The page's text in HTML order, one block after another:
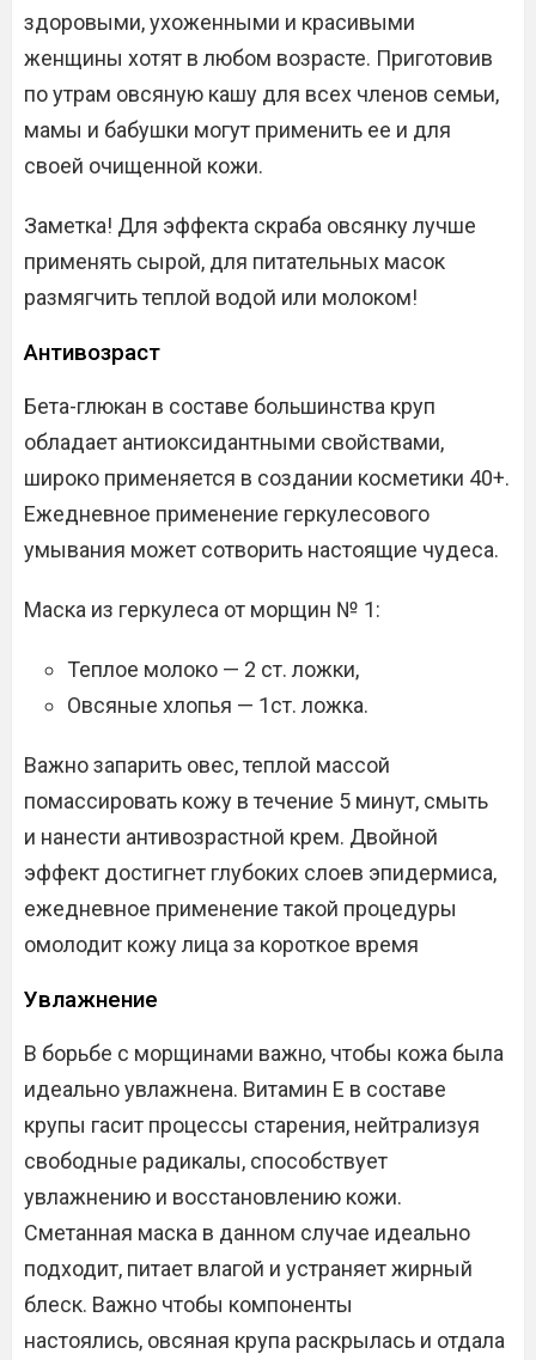
здоровыми, ухоженными и красивыми
женщины хотят в любом возрасте. Приготовив
по утрам овсяную кашу для всех членов семьи,
мамы и бабушки могут применить ее и для
своей очищенной кожи.
Заметка! Для эффекта скраба овсянку лучше
применять сырой, для питательных масок
размягчить теплой водой или молоком!
Антивозраст
Бета-глюкан в составе большинства круп
обладает антиоксидантными свойствами,
широко применяется в создании косметики 40+.
Ежедневное применение геркулесового
умывания может сотворить настоящие чудеса.
Маска из геркулеса от морщин № 1:
Теплое молоко — 2 ст. ложки,
Овсяные хлопья — 1ст. ложка.
Важно запарить овес, теплой массой
помассировать кожу в течение 5 минут, смыть
и нанести антивозрастной крем. Двойной
эффект достигнет глубоких слоев эпидермиса,
ежедневное применение такой процедуры
омолодит кожу лица за короткое время
Увлажнение
В борьбе с морщинами важно, чтобы кожа была
идеально увлажнена. Витамин Е в составе
крупы гасит процессы старения, нейтрализуя
свободные радикалы, способствует
увлажнению и восстановлению кожи.
Сметанная маска в данном случае идеально
подходит, питает влагой и устраняет жирный
блеск. Важно чтобы компоненты
настоялись, овсяная крупа раскрылась и отдала